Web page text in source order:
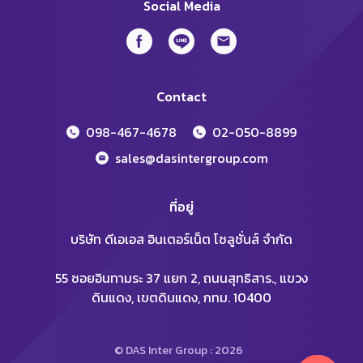
Social Media
Contact
098-467-4678
02-050-8899
sales@dasintergroup.com
ที่อยู่
บริษัท ดีเอเอส อินเตอร์เน็ต โซลูชั่นส์ จำกัด
55 ซอยอินทามระ 37 แยก 2, ถนนสุทธิสาร., แขวง
ดินแดง, เขตดินแดง, กทม. 10400
© DAS Inter Group : 2026